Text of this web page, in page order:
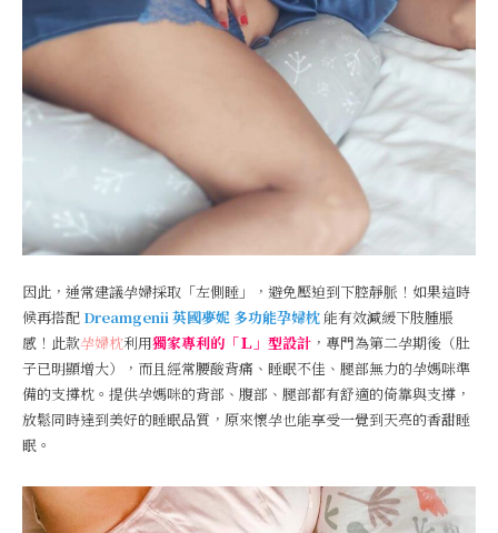
因此，通常建議孕婦採取「左側睡」，避免壓迫到下腔靜脈！如果這時
候再搭配 Dreamgenii 英國夢妮 多功能孕婦枕能有效減緩下肢腫脹
感！此款孕婦枕利用獨家專利的「Ｌ」型設計 ，專門為第二孕期後（肚
子已明顯增大），而且經常腰酸背痛、睡眠不佳、腿部無力的孕媽咪準
備的支撐枕。提供孕媽咪的背部、腹部、腿部都有舒適的倚靠與支撐，
放鬆同時達到美好的睡眠品質，原來懷孕也能享受一覺到天亮的香甜睡
眠。